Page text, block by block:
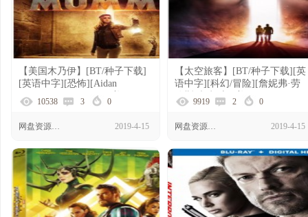
【美国木乃伊】[BT/种子下载]
[英语中字][恐怖][Aidan
Bristow/Esther Canata][美国]
[1080P高清]
10538 3 0
网盘资源下载 2019-4-15
【太空旅客】[BT/种子下载][英
语中字][科幻/冒险][詹妮弗·劳
伦斯/麦克·辛][美国][1080P]
9919 2 0
网盘资源下载 2019-4-15